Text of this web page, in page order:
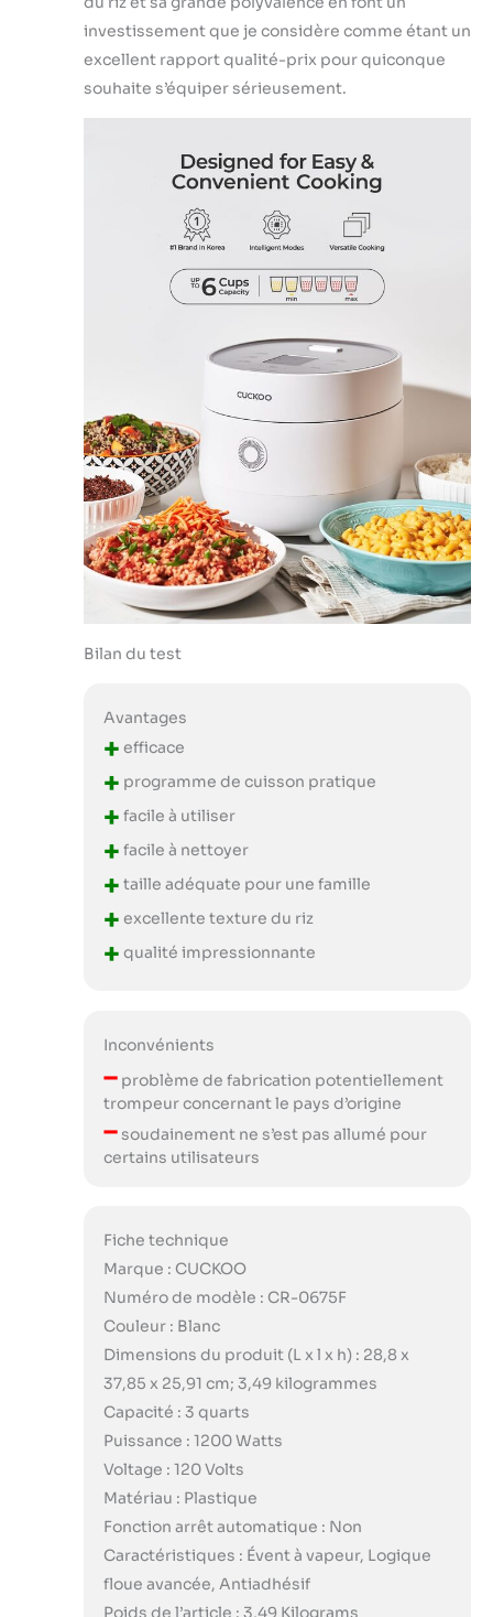
investissement que je considère comme étant un
excellent rapport qualité-prix pour quiconque
souhaite s’équiper sérieusement.
Bilan du test
Avantages
+ efficace
+ programme de cuisson pratique
+ facile à utiliser
+ facile à nettoyer
+ taille adéquate pour une famille
+ excellente texture du riz
+ qualité impressionnante
Inconvénients
–problème de fabrication potentiellement
trompeur concernant le pays d’origine
–soudainement ne s’est pas allumé pour
certains utilisateurs
Fiche technique
Marque : CUCKOO
Numéro de modèle : CR-0675F
Couleur : Blanc
Dimensions du produit (L x l x h) : 28,8 x
37,85 x 25,91 cm; 3,49 kilogrammes
Capacité : 3 quarts
Puissance : 1200 Watts
Voltage : 120 Volts
Matériau : Plastique
Fonction arrêt automatique : Non
Caractéristiques : Évent à vapeur, Logique
floue avancée, Antiadhésif
Poids de l’article : 3,49 Kilograms